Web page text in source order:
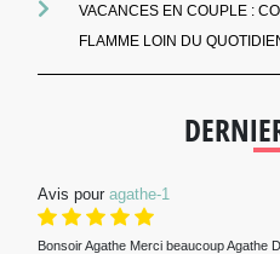
VACANCES EN COUPLE :
FLAMME LOIN DU
Avis pour agathe-1
Bonsoir Agathe Merci beaucoup Agathe